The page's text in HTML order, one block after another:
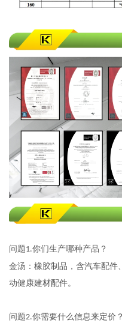
问题1.你们生产哪种产品？
金汤： 橡胶制品，含汽车配件
动健康建材配件。
问题2.你需要什么信息来定价？